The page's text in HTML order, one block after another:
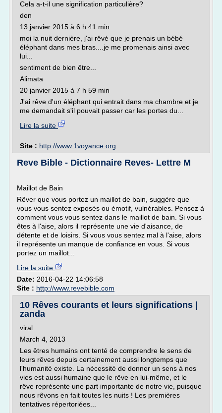
Cela a-t-il une signification particulière?
den
13 janvier 2015 à 6 h 41 min
moi la nuit dernière, j'ai rêvé que je prenais un bébé
éléphant dans mes bras....je me promenais ainsi avec
lui...
sentiment de bien être...
Alimata
20 janvier 2015 à 7 h 59 min
J'ai rêve d'un éléphant qui entrait dans ma chambre et je
me demandait s'il pouvait passer car les portes du...
Lire la suite
Site : http://www.1voyance.org
Reve Bible - Dictionnaire Reves- Lettre M
Maillot de Bain
Rêver que vous portez un maillot de bain, suggère que
vous vous sentez exposés ou émotif, vulnérables. Pensez à
comment vous vous sentez dans le maillot de bain. Si vous
êtes à l'aise, alors il représente une vie d'aisance, de
détente et de loisirs. Si vous vous sentez mal à l'aise, alors
il représente un manque de confiance en vous. Si vous
portez un maillot...
Lire la suite
Date: 2016-04-22 14:06:58
Site : http://www.revebible.com
10 Rêves courants et leurs significations |
zanda
viral
March 4, 2013
Les êtres humains ont tenté de comprendre le sens de
leurs rêves depuis certainement aussi longtemps que
l'humanité existe. La nécessité de donner un sens à nos
vies est aussi humaine que le rêve en lui-même, et le
rêve représente une part importante de notre vie, puisque
nous rêvons en fait toutes les nuits ! Les premières
tentatives répertoriées...